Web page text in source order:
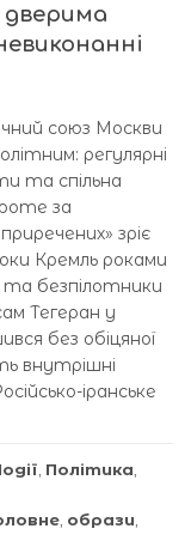
дверима
союз Москви
регулярні
та спільна
за
зріє
Кремль роками
та безпілотники
Тегеран у
без обіцяної
внутрішні
іранське
Політика
образи